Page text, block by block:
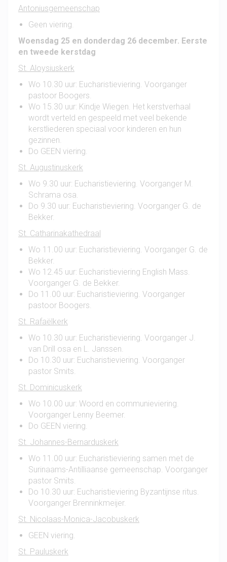
Antoniusgemeenschap
Geen viering.
Woensdag 25 en donderdag 26 december. Eerste
en tweede kerstdag
St. Aloysiuskerk
Wo 10.30 uur: Eucharistieviering. Voorganger
pastoor Boogers.
Wo 15.30 uur: Kindje Wiegen. Het kerstverhaal
wordt verteld en gespeeld met veel bekende
kerstliederen speciaal voor kinderen en hun
gezinnen.
Do GEEN viering.
St. Augustinuskerk
Wo 9.30 uur: Eucharistieviering. Voorganger M.
Schrama osa.
Do 9.30 uur: Eucharistieviering. Voorganger G. de
Bekker.
St. Catharinakathedraal
Wo 11.00 uur: Eucharistieviering. Voorganger G. de
Bekker.
Wo 12.45 uur: Eucharistieviering English Mass.
Voorganger G. de Bekker.
Do 11.00 uur: Eucharistieviering. Voorganger
pastoor Boogers.
St. Rafaëlkerk
Wo 10.30 uur: Eucharistieviering. Voorganger J.
van Drill osa en L. Janssen.
Do 10.30 uur: Eucharistieviering. Voorganger
pastor Smits.
St. Dominicuskerk
Wo 10.00 uur: Woord en communieviering.
Voorganger Lenny Beemer.
Do GEEN viering.
St. Johannes-Bernarduskerk
Wo 11.00 uur: Eucharistieviering samen met de
Surinaams-Antilliaanse gemeenschap. Voorganger
pastor Smits.
Do 10.30 uur: Eucharistieviering Byzantijnse ritus.
Voorganger Brenninkmeijer.
St. Nicolaas-Monica-Jacobuskerk
GEEN viering.
St. Pauluskerk